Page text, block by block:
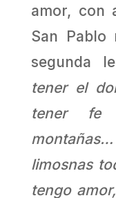
amor, con
San
segunda
tener el
tener fe
limosnas
tengo